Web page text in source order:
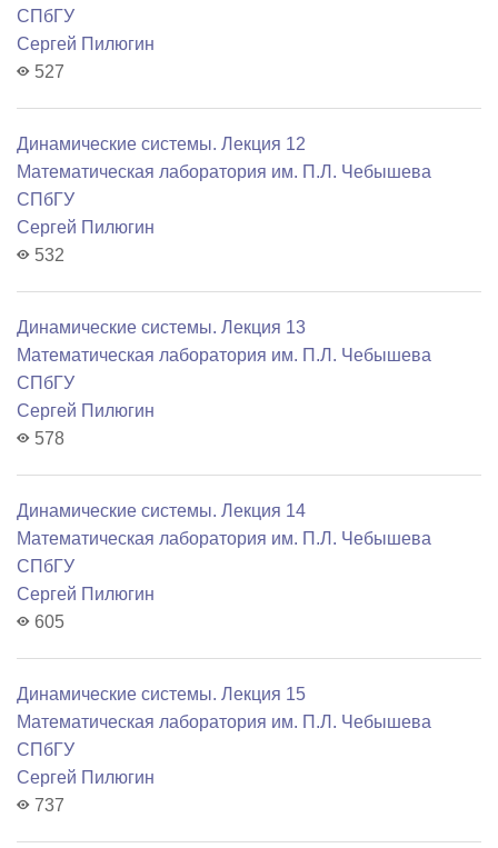
СПбГУ
Сергей Пилюгин
527
Динамические системы. Лекция 12
Математичеcкая лаборатория им. П.Л. Чебышева
СПбГУ
Сергей Пилюгин
532
Динамические системы. Лекция 13
Математичеcкая лаборатория им. П.Л. Чебышева
СПбГУ
Сергей Пилюгин
578
Динамические системы. Лекция 14
Математичеcкая лаборатория им. П.Л. Чебышева
СПбГУ
Сергей Пилюгин
605
Динамические системы. Лекция 15
Математичеcкая лаборатория им. П.Л. Чебышева
СПбГУ
Сергей Пилюгин
737